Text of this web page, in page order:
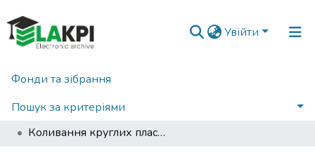
Увійти
Фонди та зібрання
Пошук за критеріями
Статистика
Головна
Наукова періодика
Коливання круглих пластин з проміжним шарніром